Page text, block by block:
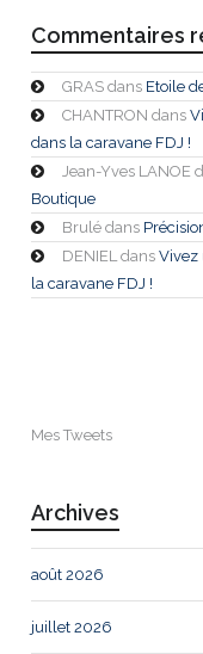
Commentaires
GRAS dans Etoile
CHANTRON dans
dans la caravane FDJ !
Jean-Yves LANOE
Boutique
Brulé dans
DENIEL dans Vivez
la caravane FDJ !
Mes Tweets
Archives
août 2026
juillet 2026